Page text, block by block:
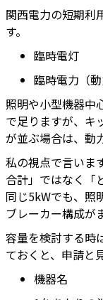
関西電力の短期利
す。
臨時電灯
臨時電力（動
照明や小型機器中
で足りますが、キ
が並ぶ場合は、動
私の視点で言いま
合計」ではなく「
同じ5kWでも、照
ブレーカー構成が
容量を検討する時
ておくと、申請と
機器名